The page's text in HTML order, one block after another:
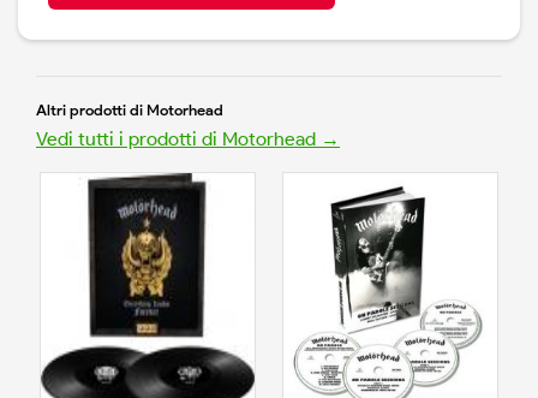
Altri prodotti di Motorhead
Vedi tutti i prodotti di Motorhead →